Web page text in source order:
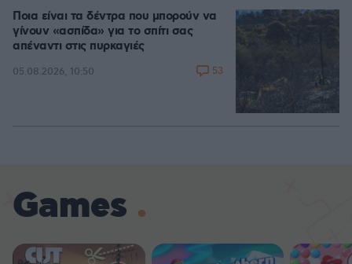
Ποια είναι τα δέντρα που μπορούν να
γίνουν «ασπίδα» για το σπίτι σας
απέναντι στις πυρκαγιές
05.08.2026, 10:50 53
Games